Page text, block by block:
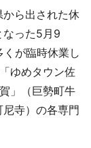
ら出された休
なった5月9
が臨時休業し
ゆめタウン佐
」（巨勢町牛
寺）の各専門